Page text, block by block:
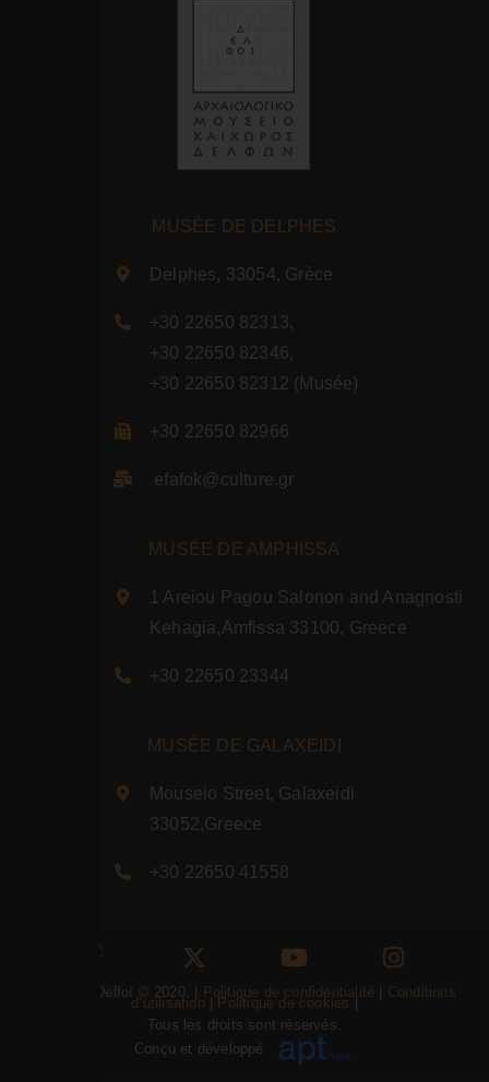
MUSÉE DE DELPHES
Delphes, 33054, Grèce
+30 22650 82313,
+30 22650 82346,
+30 22650 82312 (Musée)
+30 22650 82966
efafok@culture.gr
MUSÉE DE AMPHISSA
1 Areiou Pagou Salonon and Anagnosti
Kehagia,Amfissa 33100, Greece
+30 22650 23344
MUSÉE DE GALAXEIDI
Mouseio Street, Galaxeidi
33052,Greece
+30 22650 41558
Psifiakoí Delfoí © 2020. | Politique de confidentialité Conditions
d’utilisation Politique de cookies
Tous les droits sont réservés.
Conçu et développé